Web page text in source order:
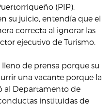
(PIP),
su juicio, entendía que el
correcta al ignorar las
ejecutivo de Turismo.
lleno de prensa porque su
una vacante porque la
al Departamento de
instituidas de